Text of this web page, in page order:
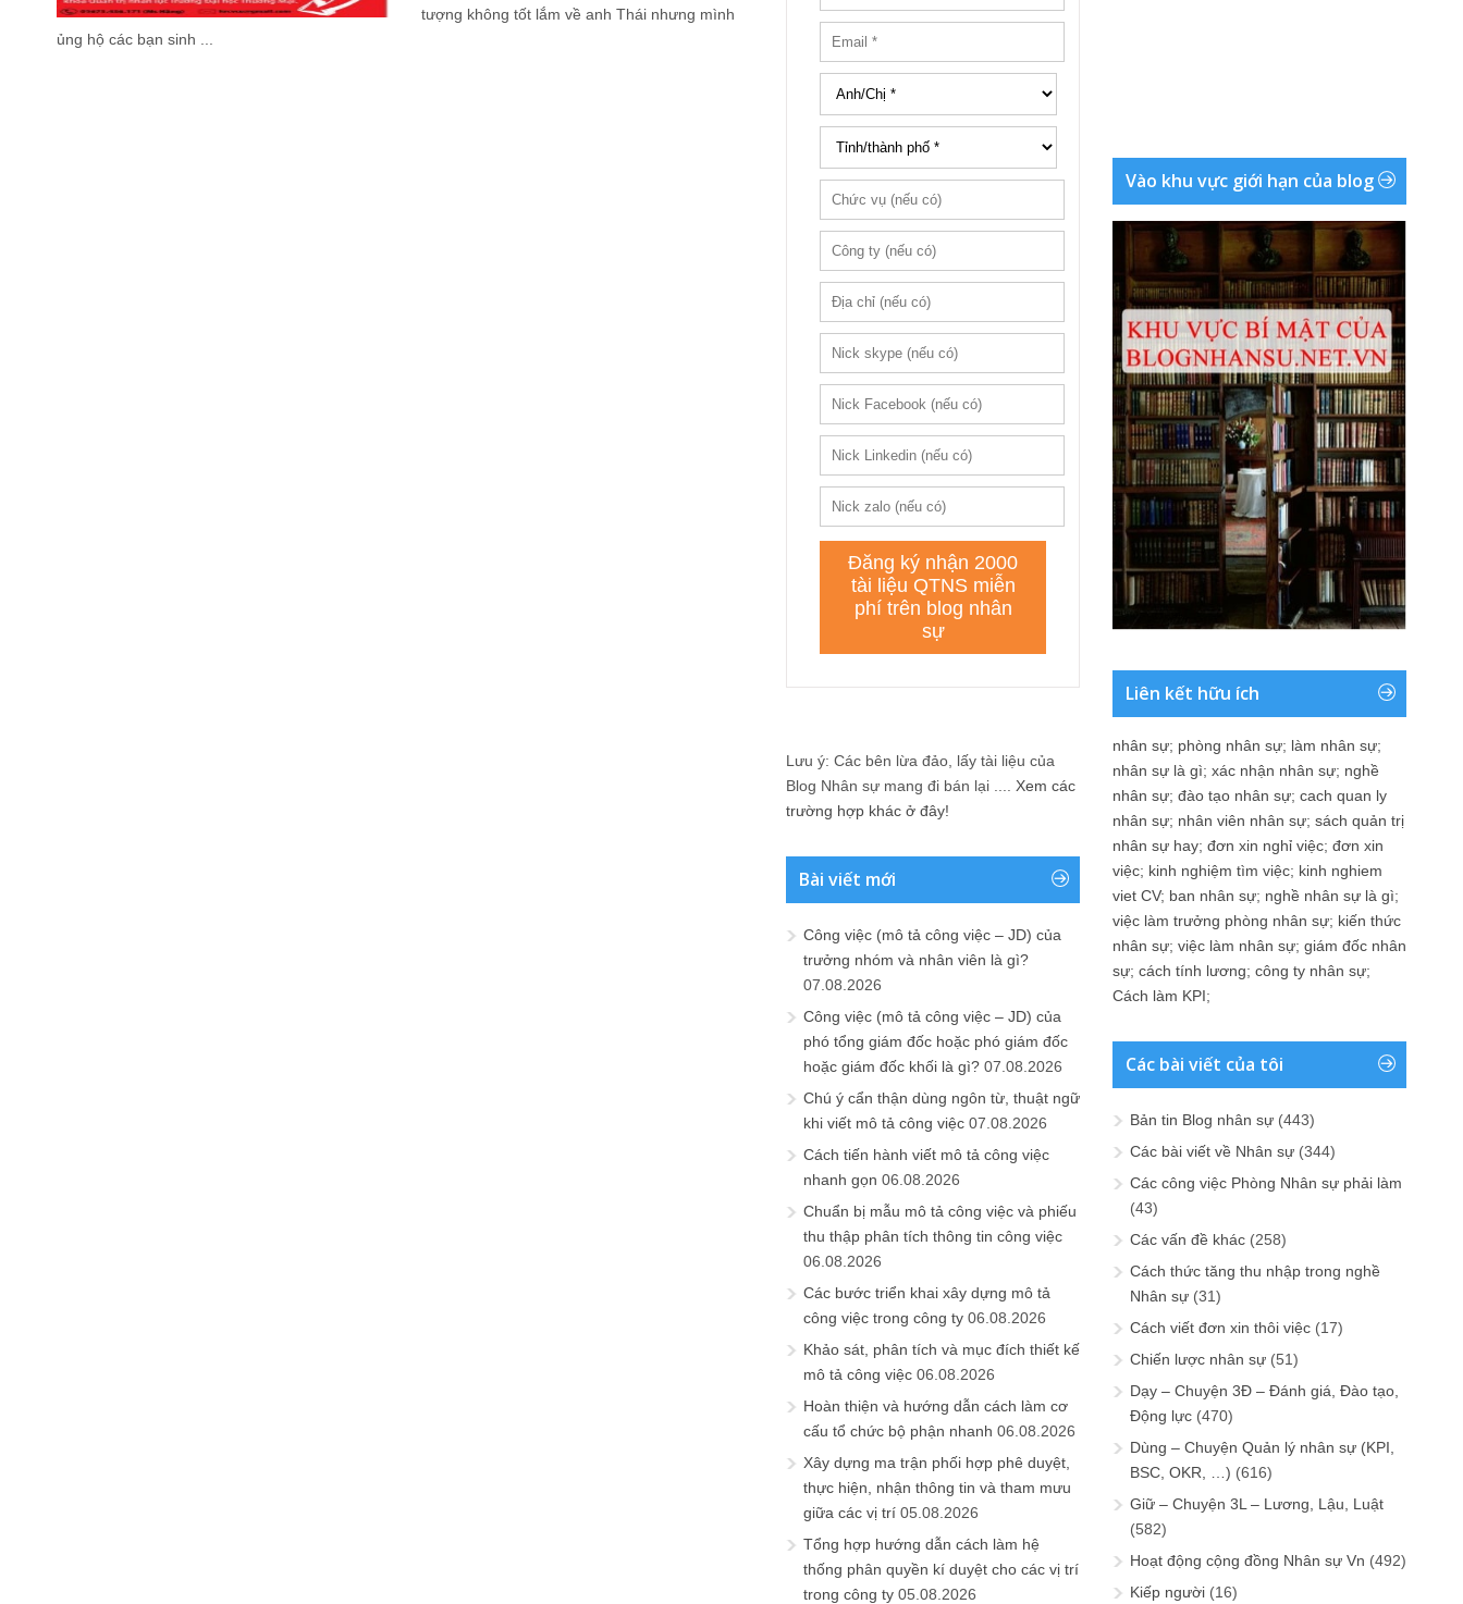
tượng không tốt lắm về anh Thái nhưng mình
ủng hộ các bạn sinh ...
Lưu ý: Các bên lừa đảo, lấy tài liệu của
Blog Nhân sự mang đi bán lại .... Xem các
trường hợp khác ở đây!
Bài viết mới
Công việc (mô tả công việc – JD) của
trưởng nhóm và nhân viên là gì?
07.08.2026
Công việc (mô tả công việc – JD) của
phó tổng giám đốc hoặc phó giám đốc
hoặc giám đốc khối là gì? 07.08.2026
Chú ý cẩn thận dùng ngôn từ, thuật ngữ
khi viết mô tả công việc 07.08.2026
Cách tiến hành viết mô tả công việc
nhanh gọn 06.08.2026
Chuẩn bị mẫu mô tả công việc và phiếu
thu thập phân tích thông tin công việc
06.08.2026
Các bước triển khai xây dựng mô tả
công việc trong công ty 06.08.2026
Khảo sát, phân tích và mục đích thiết kế
mô tả công việc 06.08.2026
Hoàn thiện và hướng dẫn cách làm cơ
cấu tổ chức bộ phận nhanh 06.08.2026
Xây dựng ma trận phối hợp phê duyệt,
thực hiện, nhận thông tin và tham mưu
giữa các vị trí 05.08.2026
Tổng hợp hướng dẫn cách làm hệ
thống phân quyền kí duyệt cho các vị trí
trong công ty 05.08.2026
Vào khu vực giới hạn của blog
Liên kết hữu ích
nhân sự; phòng nhân sự; làm nhân sự;
nhân sự là gì; xác nhận nhân sự; nghề
nhân sự; đào tạo nhân sự; cach quan ly
nhân sự; nhân viên nhân sự; sách quản trị
nhân sự hay; đơn xin nghỉ việc; đơn xin
việc; kinh nghiệm tìm việc; kinh nghiem
viet CV; ban nhân sự; nghề nhân sự là gì;
việc làm trưởng phòng nhân sự; kiến thức
nhân sự; việc làm nhân sự; giám đốc nhân
sự; cách tính lương; công ty nhân sự;
Cách làm KPI;
Các bài viết của tôi
Bản tin Blog nhân sự (443)
Các bài viết về Nhân sự (344)
Các công việc Phòng Nhân sự phải làm
(43)
Các vấn đề khác (258)
Cách thức tăng thu nhập trong nghề
Nhân sự (31)
Cách viết đơn xin thôi việc (17)
Chiến lược nhân sự (51)
Dạy – Chuyện 3Đ – Đánh giá, Đào tạo,
Động lực (470)
Dùng – Chuyện Quản lý nhân sự (KPI,
BSC, OKR, …) (616)
Giữ – Chuyện 3L – Lương, Lậu, Luật
(582)
Hoạt động cộng đồng Nhân sự Vn (492)
Kiếp người (16)